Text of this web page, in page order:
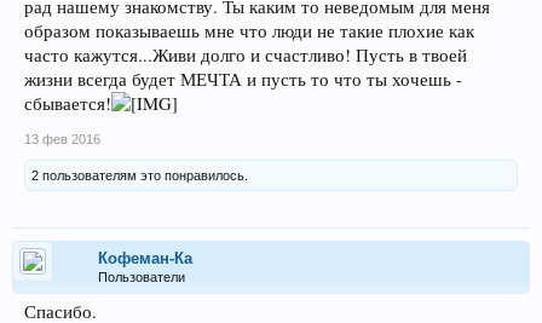
рад нашему знакомству. Ты каким то неведомым для меня
образом показываешь мне что люди не такие плохие как
часто кажутся...Живи долго и счастливо! Пусть в твоей
жизни всегда будет МЕЧТА и пусть то что ты хочешь -
сбывается!
13 фев 2016
2 пользователям это понравилось.
Кофеман-Ка
Пользователи
Спасибо.